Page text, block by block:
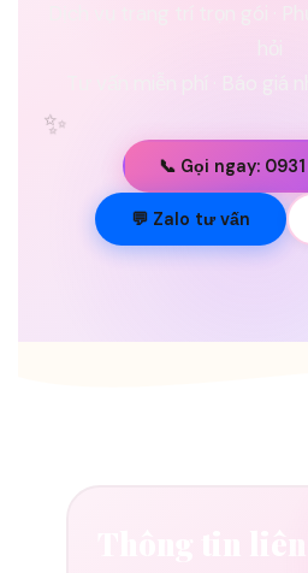
✨
📞 Gọi ngay:
💬 Zalo tư vấn
Thông tin liên